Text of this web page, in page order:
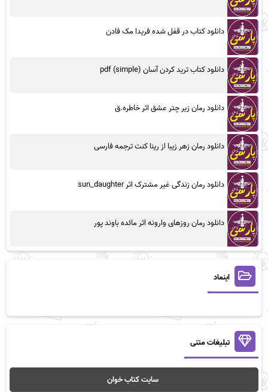
دانلود کتاب در قفل شده فریدا مک فادن
دانلود کتاب ترید کردن آسان (simple) pdf
دانلود رمان زیر چتر عشق اثر خاطره.ق
دانلود رمان زهر زیبا از رینا کنت ترجمه فارسی
دانلود رمان زندگی غیر مشترک اثر sun_daughter
دانلود رمان روزهای وارونه اثر مائده باوند پور
اینماد
تبلیغات متنی
سایت کتاب خوان